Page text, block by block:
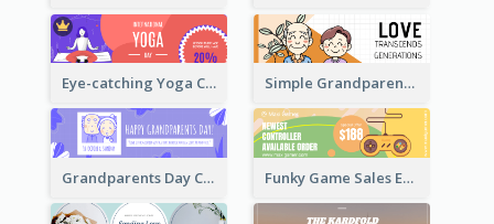
Eye-catching Yoga Classes Discount Design Simple Grandparents Day Quote Email Header
Grandparents Day Celebration Email Header Funky Game Sales Email Header Design